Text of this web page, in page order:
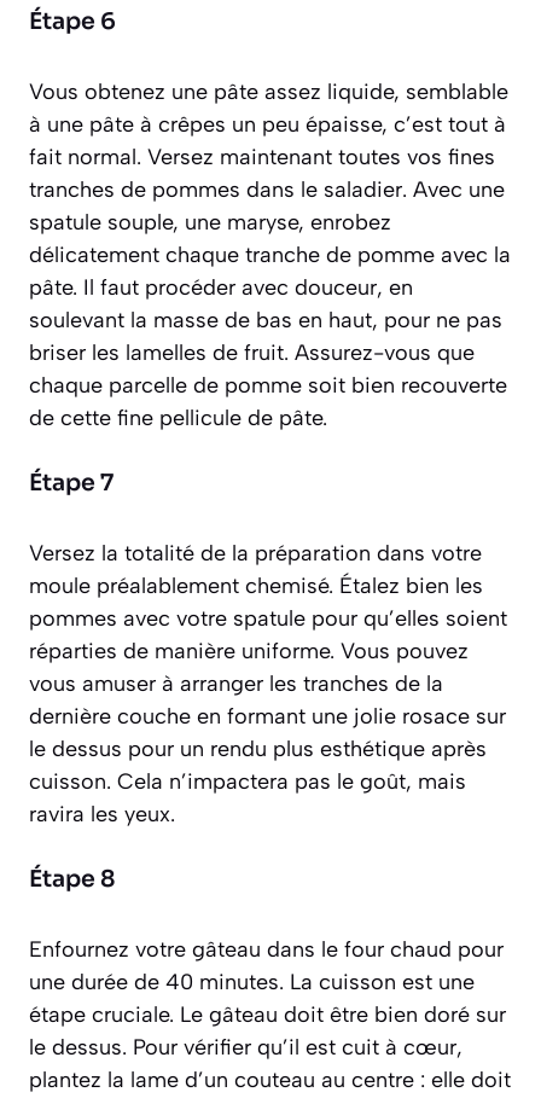
Étape 6
Vous obtenez une pâte assez liquide, semblable
à une pâte à crêpes un peu épaisse, c’est tout à
fait normal. Versez maintenant toutes vos fines
tranches de pommes dans le saladier. Avec une
spatule souple, une maryse, enrobez
délicatement chaque tranche de pomme avec la
pâte. Il faut procéder avec douceur, en
soulevant la masse de bas en haut, pour ne pas
briser les lamelles de fruit. Assurez-vous que
chaque parcelle de pomme soit bien recouverte
de cette fine pellicule de pâte.
Étape 7
Versez la totalité de la préparation dans votre
moule préalablement chemisé. Étalez bien les
pommes avec votre spatule pour qu’elles soient
réparties de manière uniforme. Vous pouvez
vous amuser à arranger les tranches de la
dernière couche en formant une jolie rosace sur
le dessus pour un rendu plus esthétique après
cuisson. Cela n’impactera pas le goût, mais
ravira les yeux.
Étape 8
Enfournez votre gâteau dans le four chaud pour
une durée de 40 minutes. La cuisson est une
étape cruciale. Le gâteau doit être bien doré sur
le dessus. Pour vérifier qu’il est cuit à cœur,
plantez la lame d’un couteau au centre : elle doit